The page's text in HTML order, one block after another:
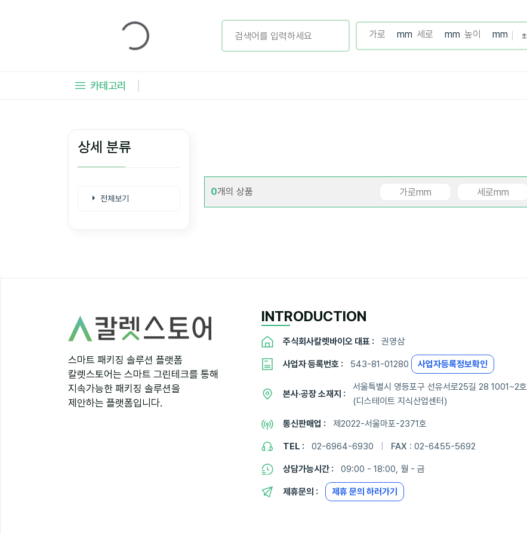
카테고리
상세 분류
전체보기
0개의 상품
스마트 패키징 솔루션 플랫폼
칼렛스토어는 스마트 그린테크를 통해
지속가능한 패키징 솔루션을
제안하는 플랫폼입니다.
INTRODUCTION
주식회사칼렛바이오 대표 : 권영삼
사업자 등록번호 : 543-81-01280 사업자등록정보확인
본사·공장 소재지 :
서울특별시 영등포구 선유서로25길 28 1001~2호
(디스테이트 지식산업센터)
통신판매업 : 제2022-서울마포-2371호
TEL : 02-6964-6930 FAX : 02-6455-5692
상담가능시간 : 09:00 - 18:00, 월 - 금
제휴문의 : 제휴 문의 하러가기